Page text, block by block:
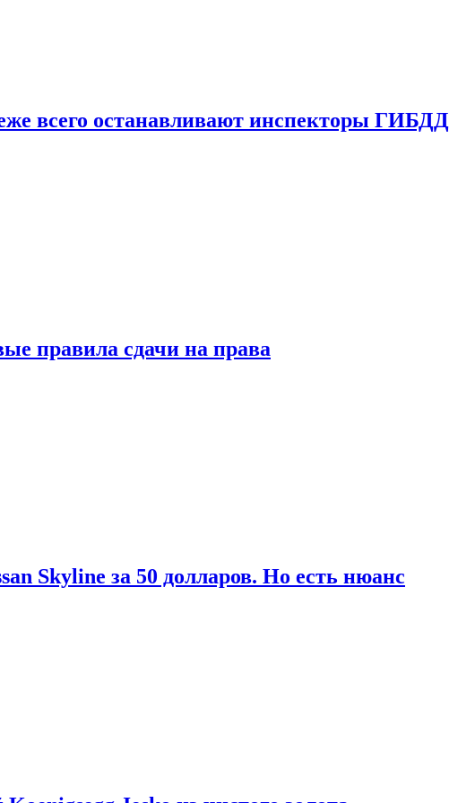
всего останавливают инспекторы ГИБДД
правила сдачи на права
Skyline за 50 долларов. Но есть нюанс